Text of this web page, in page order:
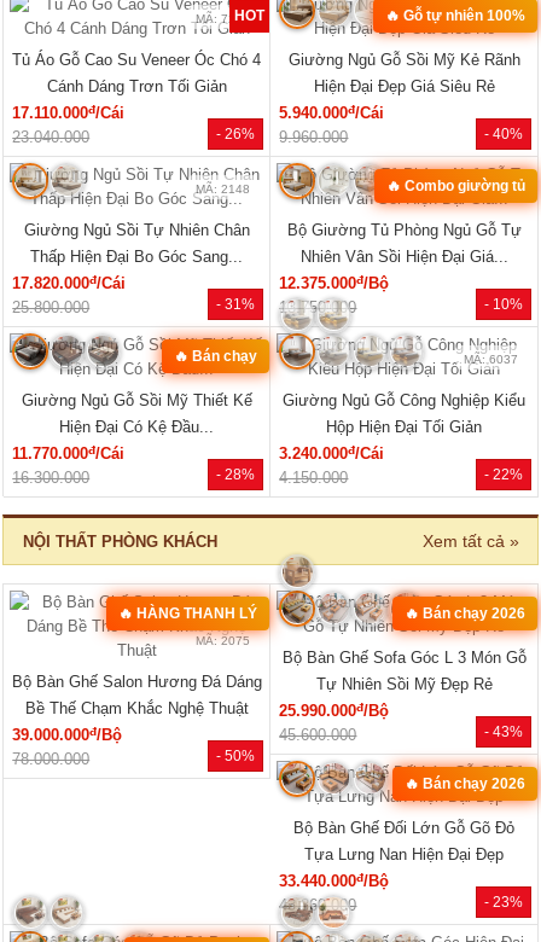
- 25%
Mẫu Sofa Phòng Khách Gỗ Sồi Mỹ
Tựa Nan Hiện Đại Mới Giá Rẻ
- 31%
Bộ Sofa Góc L Gỗ Óc Chó 100%
Vân Đẹp Hiện Đại Tay Tựa Lớn
đ
111.170.000
NỘI THẤT PHÒNG NGỦ Xem tất cả »
- -3%
🔥 Mẫu bán chạy
MÃ: 2168
Tủ Đựng Đồ Nhỏ Vân Sồi Hiện Đại
Tối Giản Mới Giá Rẻ
4.320.000đ/Cái
4.200.000
- 40%
🔥 Giá tốt nhất tháng
MÃ: 2137
Tủ Quần Áo Vân Sồi Tự Nhiên Tích
Hợp Kệ Bên Nhiều Tiện Ích
11.340.000đ/Cái
19.000.000
🔥 TỦ BÁN CHẠY
Tủ Quần Áo Tự Nhiên Vân Sồi Đa
Cánh Kèm Cụm Ngăn Kéo Giá Rẻ
MÃ: 2686
Tủ Quần Áo Hiện Đại Gỗ Công
Nghiệp Màu Nâu Đẹp Giá Rẻ...